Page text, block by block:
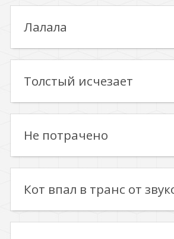
Лалала
Толстый исчезает
Не потрачено
Кот впал в транс от